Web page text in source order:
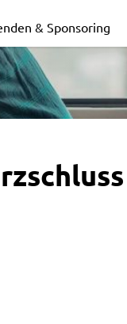
& Sponsoring